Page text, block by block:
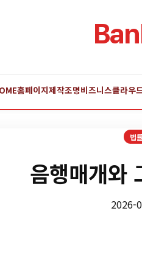
홈페이지제작조명비즈니스클라우
법
음행매개와
2026-